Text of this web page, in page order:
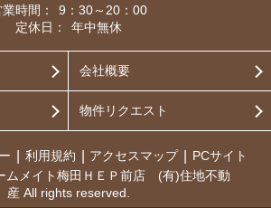
時間：
9：30～20：00
定休日：
年中無休
会社概要
物件リクエスト
利用規約 アクセスマップ
PCサイト
ムメイト梅田ＨＥＰ前店 (有)住地不動
産 All rights reserved.